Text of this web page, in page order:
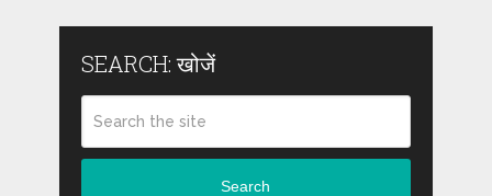
SEARCH: खोजें
Search